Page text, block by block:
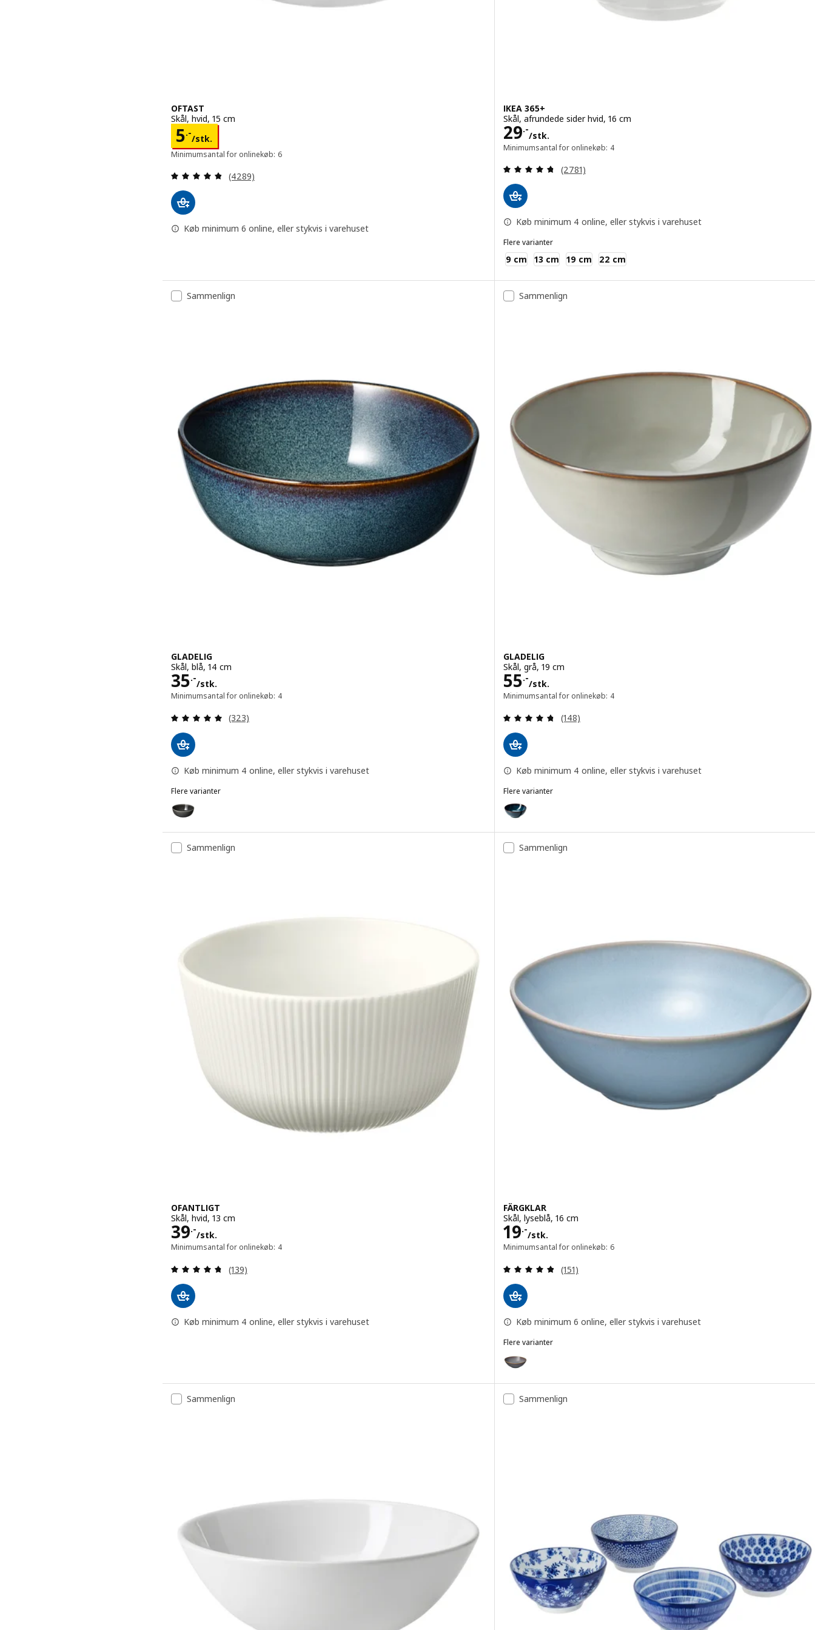
OFTAST
Skål, hvid, 15 cm
5.-
/stk.
Pris 5.-/stk.
Minimumsantal for onlinekøb: 6
Anmeld: 4.8 ud af 5 Stjerner. Anmeldelser i alt:
(4289)
Køb minimum 6 online, eller stykvis i varehuset
IKEA 365+
Skål, afrundede sider hvid, 16 cm
29.-
/stk.
Pris 29.-/stk.
Minimumsantal for onlinekøb: 4
Anmeld: 4.7 ud af 5 Stjerner. Anmeldelser i alt:
(2781)
Køb minimum 4 online, eller stykvis i varehuset
Flere varianter
IKEA 365+
9 cm 13 cm 19 cm 22 cm
Sammenlign
GLADELIG
Skål, blå, 14 cm
35.-
/stk.
Pris 35.-/stk.
Minimumsantal for onlinekøb: 4
Anmeld: 4.9 ud af 5 Stjerner. Anmeldelser i alt:
(323)
Køb minimum 4 online, eller stykvis i varehuset
Flere varianter
GLADELIG
Mulighed: GLADELIG, Skål, mørkegrå, 14 cm
Mulighed: GLADELIG, Skål, grå, 14 cm
Sammenlign
GLADELIG
Skål, grå, 19 cm
55.-
/stk.
Pris 55.-/stk.
Minimumsantal for onlinekøb: 4
Anmeld: 4.7 ud af 5 Stjerner. Anmeldelser i alt:
(148)
Køb minimum 4 online, eller stykvis i varehuset
Flere varianter
GLADELIG
Mulighed: GLADELIG, Skål, blå, 19 cm
Sammenlign
OFANTLIGT
Skål, hvid, 13 cm
39.-
/stk.
Pris 39.-/stk.
Minimumsantal for onlinekøb: 4
Anmeld: 4.7 ud af 5 Stjerner. Anmeldelser i alt:
(139)
Køb minimum 4 online, eller stykvis i varehuset
Sammenlign
FÄRGKLAR
Skål, lyseblå, 16 cm
19.-
/stk.
Pris 19.-/stk.
Minimumsantal for onlinekøb: 6
Anmeld: 4.8 ud af 5 Stjerner. Anmeldelser i alt:
(151)
Køb minimum 6 online, eller stykvis i varehuset
Flere varianter
Mulighed: FÄRGKLAR, Skål, lilla, 16 cm
Mulighed: FÄRGKLAR, Skål, lyserød, 16 cm
Sammenlign
Sammenlign